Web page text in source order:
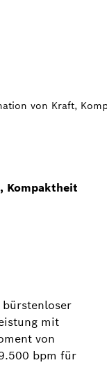
Kompaktheit
mit
von
bpm für
von Kraft,